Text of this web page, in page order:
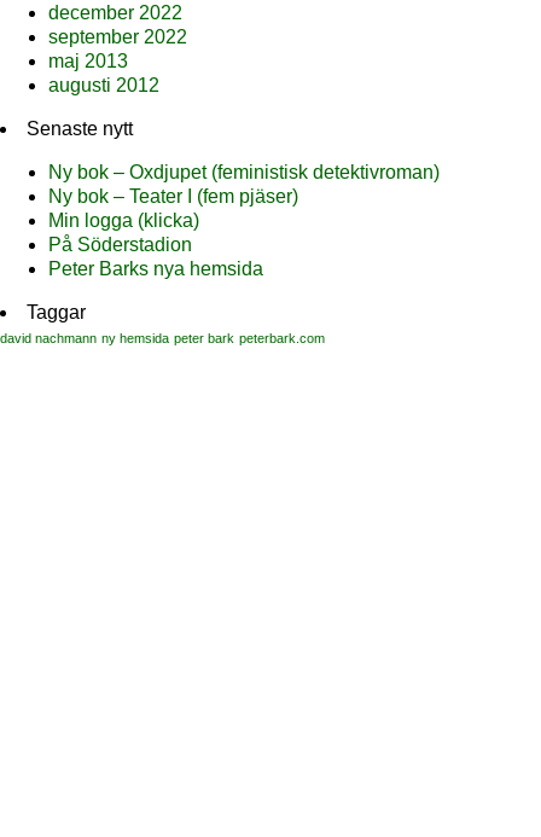
december 2022
september 2022
maj 2013
augusti 2012
Senaste nytt
Ny bok – Oxdjupet (feministisk detektivroman)
Ny bok – Teater I (fem pjäser)
Min logga (klicka)
På Söderstadion
Peter Barks nya hemsida
Taggar
david nachmann ny hemsida peter bark peterbark.com